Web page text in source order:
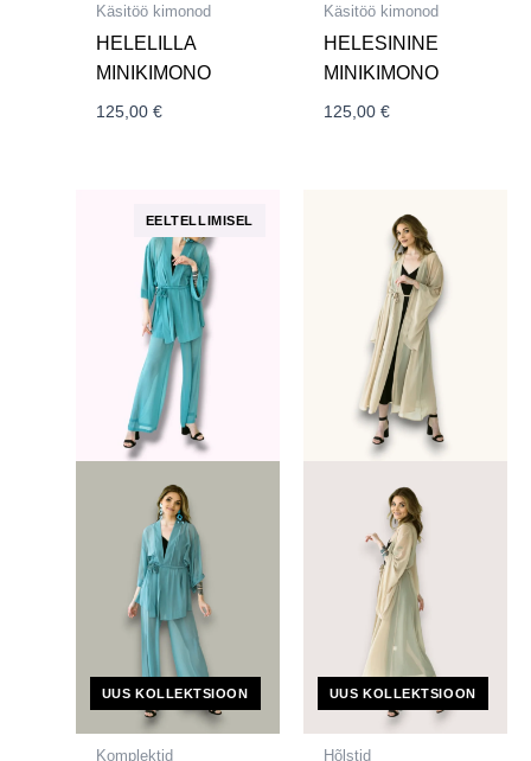
Käsitöö kimonod
HELELILLA
MINIKIMONO
125,00€
Käsitöö kimonod
HELESININE
MINIKIMONO
125,00€
UUS KOLLEKTSIOON
Komplektid
UUS KOLLEKTSIOON
Hõlstid